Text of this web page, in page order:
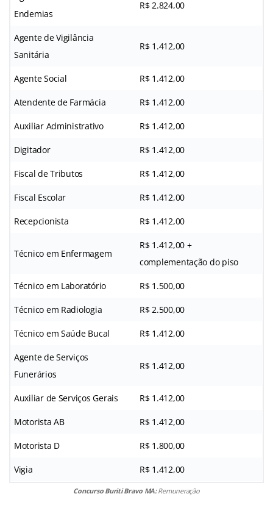
Endemias
R$ 2.824,00
Agente de Vigilância
Sanitária
R$ 1.412,00
Agente Social R$ 1.412,00
Atendente de Farmácia R$ 1.412,00
Auxiliar Administrativo R$ 1.412,00
Digitador R$ 1.412,00
Fiscal de Tributos R$ 1.412,00
Fiscal Escolar R$ 1.412,00
Recepcionista R$ 1.412,00
Técnico em Enfermagem
R$ 1.412,00 +
complementação do piso
Técnico em Laboratório R$ 1.500,00
Técnico em Radiologia R$ 2.500,00
Técnico em Saúde Bucal R$ 1.412,00
Agente de Serviços
Funerários
R$ 1.412,00
Auxiliar de Serviços Gerais R$ 1.412,00
Motorista AB R$ 1.412,00
Motorista D R$ 1.800,00
Vigia R$ 1.412,00
Concurso Buriti Bravo MA:Remuneração